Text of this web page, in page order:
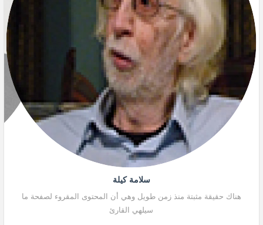
سلامة كيلة
هناك حقيقة مثبتة منذ زمن طويل وهي أن المحتوى المقروء لصفحة ما
سيلهي القارئ